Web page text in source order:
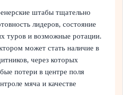
штабы тщательно
лидеров, состояние
туров и возможные ротации.
может стать наличие в
через которых
потери в центре поля
мяча и качестве